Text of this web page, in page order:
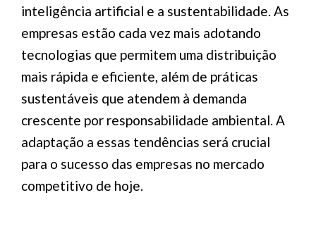
inteligência artificial e a sustentabilidade. As
empresas estão cada vez mais adotando
tecnologias que permitem uma distribuição
mais rápida e eficiente, além de práticas
sustentáveis que atendem à demanda
crescente por responsabilidade ambiental. A
adaptação a essas tendências será crucial
para o sucesso das empresas no mercado
competitivo de hoje.